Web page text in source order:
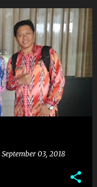
September 03, 2018